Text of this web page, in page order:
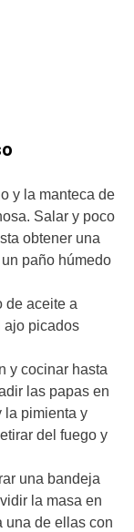
y la manteca de
Salar y poco
obtener una
paño húmedo
de aceite a
ajo picados
y cocinar hasta
las papas en
la pimienta y
del fuego y
una bandeja
la masa en
una de ellas con